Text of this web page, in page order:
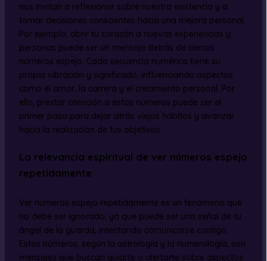
nos invitan a reflexionar sobre nuestra existencia y a
tomar decisiones conscientes hacia una mejora personal.
Por ejemplo, abrir tu corazón a nuevas experiencias y
personas puede ser un mensaje detrás de ciertos
números espejo. Cada secuencia numérica tiene su
propia vibración y significado, influenciando aspectos
como el amor, la carrera y el crecimiento personal. Por
ello, prestar atención a estos números puede ser el
primer paso para dejar atrás viejos hábitos y avanzar
hacia la realización de tus objetivos.
La relevancia espiritual de ver números espejo
repetidamente
Ver números espejo repetidamente es un fenómeno que
no debe ser ignorado, ya que puede ser una señal de tu
ángel de la guarda, intentando comunicarse contigo.
Estos números, según la astrología y la numerología, son
mensajes que buscan guiarte o alertarte sobre aspectos